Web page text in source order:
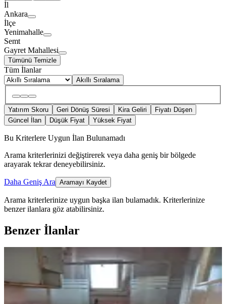
İl
Ankara
İlçe
Yenimahalle
Semt
Gayret Mahallesi
Tümünü Temizle
Tüm İlanlar
Akıllı Sıralama
Yatırım Skoru Geri Dönüş Süresi Kira Geliri
Fiyatı Düşen
Güncel İlan
Düşük Fiyat Yüksek Fiyat
Bu Kriterlere Uygun İlan Bulunamadı
Arama kriterlerinizi değiştirerek veya daha geniş bir bölgede
arayarak tekrar deneyebilirsiniz.
Daha Geniş Ara Aramayı Kaydet
Arama kriterlerinize uygun başka ilan bulamadık. Kriterlerinize
benzer ilanlara göz atabilirsiniz.
Benzer İlanlar
Ankara Yenimahalle Satılık Daire
Cemre Parkı Önü
Yenimahalle, Demetlale Mahallesi